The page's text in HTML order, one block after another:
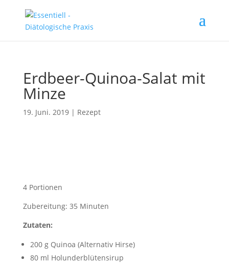
Erdbeer-Quinoa-Salat mit
Minze
19. Juni. 2019| Rezept
4 Portionen
Zubereitung: 35 Minuten
Zutaten:
200 g Quinoa (Alternativ Hirse)
80 ml Holunderblütensirup